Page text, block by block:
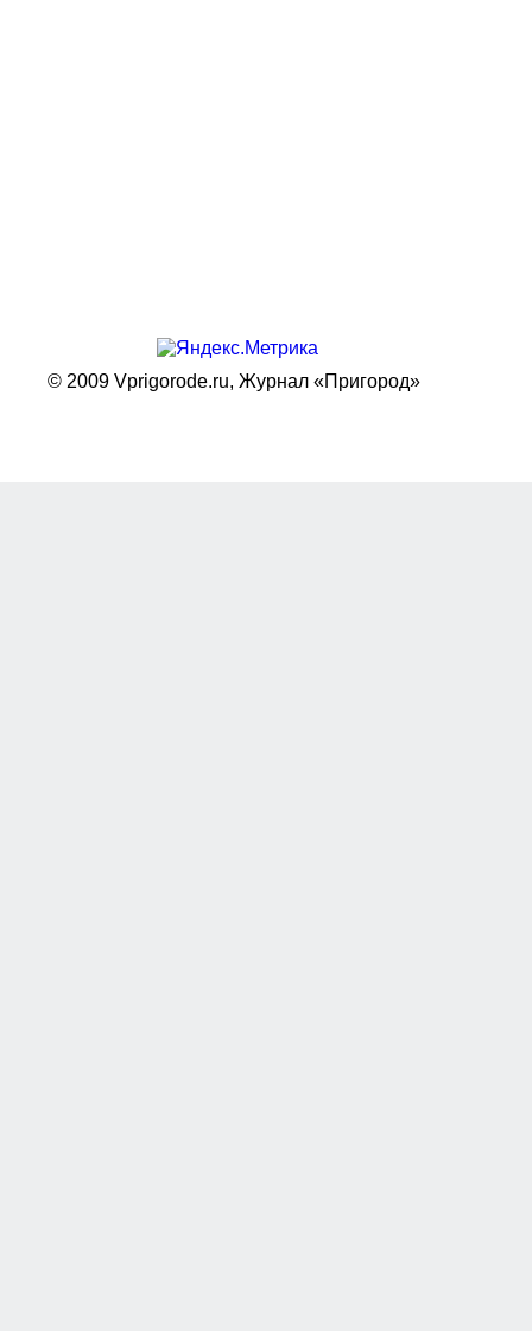
© 2009 Vprigorode.ru, Журнал «Пригород»